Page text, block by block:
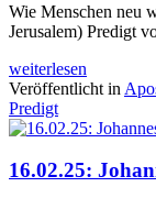
Wie Menschen neu
Jerusalem) Predigt
weiterlesen
Veröffentlicht in
Predigt
16.02.25: